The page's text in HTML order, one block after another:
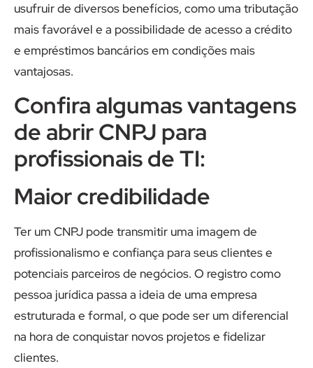
usufruir de diversos benefícios, como uma tributação
mais favorável e a possibilidade de acesso a crédito
e empréstimos bancários em condições mais
vantajosas.
Confira algumas vantagens
de abrir CNPJ para
profissionais de TI:
Maior credibilidade
Ter um CNPJ pode transmitir uma imagem de
profissionalismo e confiança para seus clientes e
potenciais parceiros de negócios. O registro como
pessoa jurídica passa a ideia de uma empresa
estruturada e formal, o que pode ser um diferencial
na hora de conquistar novos projetos e fidelizar
clientes.